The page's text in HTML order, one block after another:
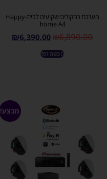
מערכת רמקולים שקועים לבית-Happy
home A4
₪6,890.00
₪6,390.00
הוספה לסל
מבצע!